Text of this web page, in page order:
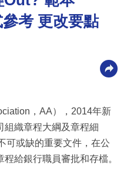
考 更改要點
，AA），2014年新
組織章程大綱及章程細
可或缺的重要文件，在公
給銀行職員審批和存檔。